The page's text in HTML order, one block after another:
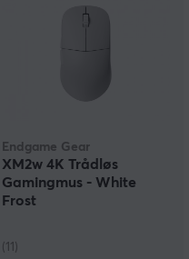
Endgame Gear
XM2w 4K Trådløs
Gamingmus - White
Frost
(11)